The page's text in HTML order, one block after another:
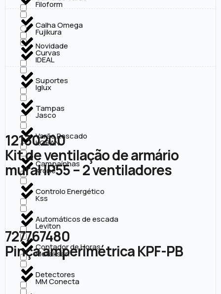
Calha Omega
Curvas
Suportes
Tampas
Varão Roscado
Campaínhas
Controlo Energético
Automáticos de escada
Contador de Horas
Detectores
Filoform
Fujikura
IDEAL
Iglux
Jasco
KOBAN
Krone
Kss
Leviton
Metaksan
MM Conecta
Novidade
12130200
Kit de ventilação de armário
mural IP55 – 2 ventiladores
727767480
Pinça amperimétrica KPF-PB